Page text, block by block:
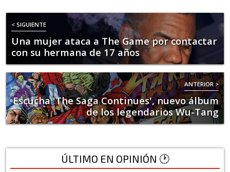
< SIGUIENTE
Una mujer ataca a The Game por contactar
con su hermana de 17 años
ANTERIOR >
Escucha 'The Saga Continues', nuevo álbum
de los legendarios Wu-Tang
ÚLTIMO EN OPINIÓN 🕐